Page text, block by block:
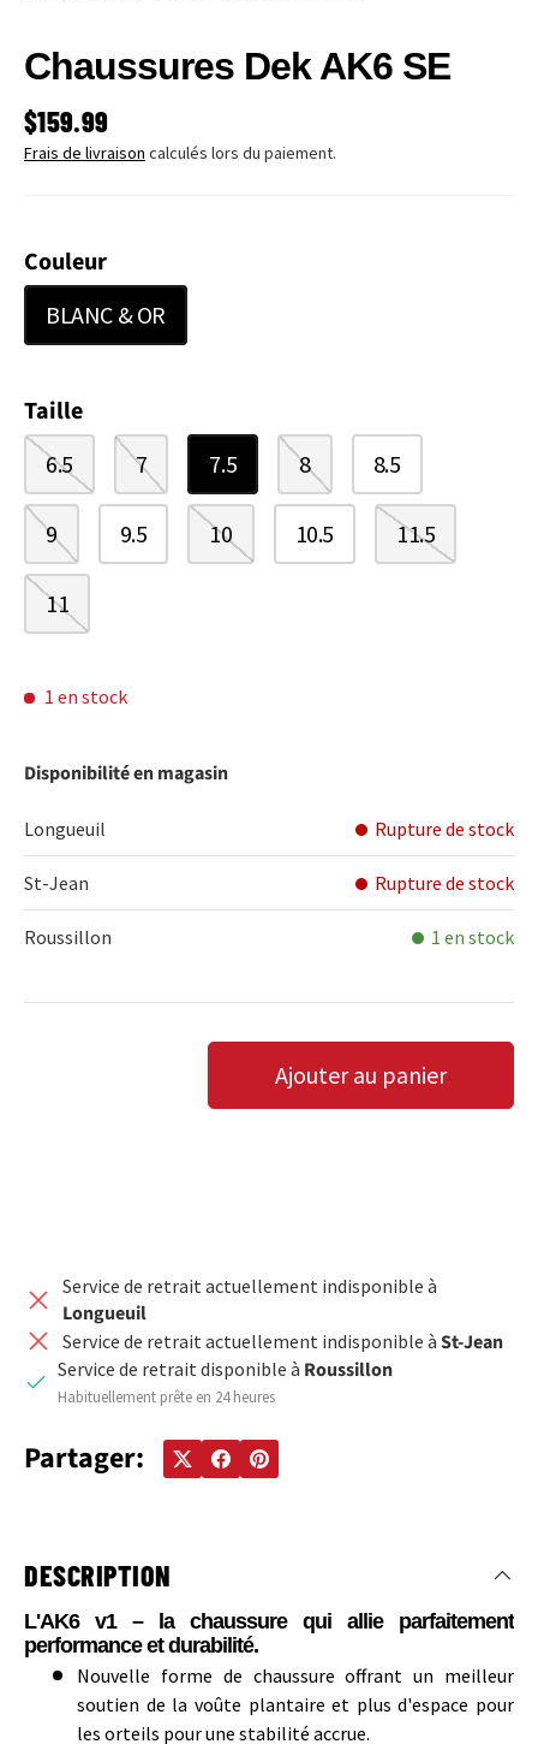
Chaussures Dek AK6 SE
PRIX HABITUEL
$159.99
Frais de livraison calculés lors du paiement.
Couleur
BLANC & OR
Taille
6.5 7 7.5 8 8.5
9 9.5 10 10.5 11.5
11
1 en stock
Disponibilité en magasin
Longueuil Rupture de stock
St-Jean Rupture de stock
Roussillon 1 en stock
DIMINUER LA QUANTITÉ
AUGMENTER LA QUANTITÉ
Ajouter au panier
Service de retrait actuellement indisponible à
Longueuil
Service de retrait actuellement indisponible à St-Jean
Service de retrait disponible à Roussillon
Habituellement prête en 24 heures
Partager:
DESCRIPTION
L'AK6 v1 – la chaussure qui allie parfaitement
performance et durabilité.
Nouvelle forme de chaussure offrant un meilleur
soutien de la voûte plantaire et plus d'espace pour
les orteils pour une stabilité accrue.